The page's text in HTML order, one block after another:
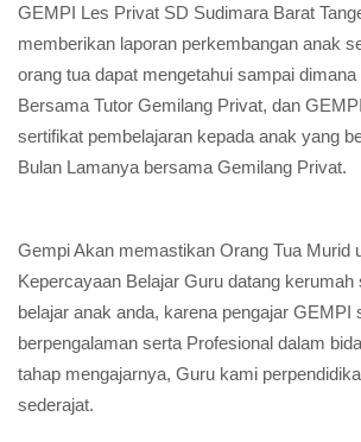
GEMPI Les Privat SD Sudimara Barat
memberikan laporan perkembangan anak
orang tua dapat mengetahui sampai
Bersama Tutor Gemilang Privat, dan
sertifikat pembelajaran kepada anak yang
Bulan Lamanya bersama Gemilang Privat.
Gempi Akan memastikan Orang Tua Murid
Kepercayaan Belajar Guru datang kerumah
belajar anak anda, karena pengajar GEMPI
berpengalaman serta Profesional dalam
tahap mengajarnya, Guru kami
sederajat.